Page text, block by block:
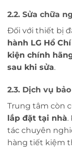
2.2. Sửa chữa
Đối với thiết bị
hành LG Hồ
kiện chính
sau khi sửa.
2.3. Dịch vụ
Trung tâm còn
lắp đặt tại nhà.
tác chuyên
hàng tiết kiệm